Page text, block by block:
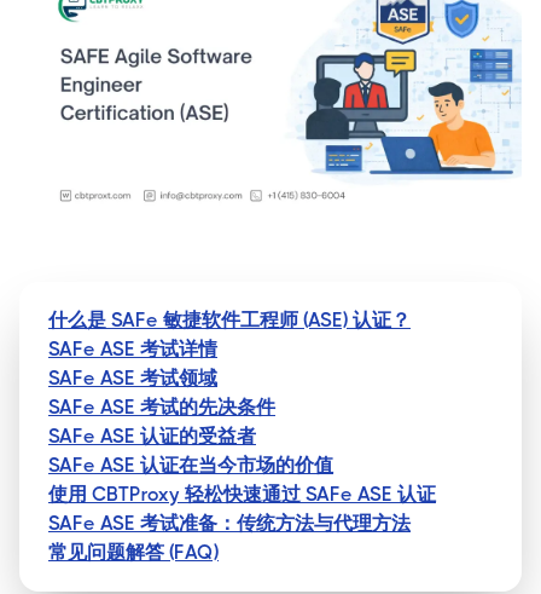
什么是 SAFe 敏捷软件工程师 (ASE) 认证？
SAFe ASE 考试详情
SAFe ASE 考试领域
SAFe ASE 考试的先决条件
SAFe ASE 认证的受益者
SAFe ASE 认证在当今市场的价值
使用 CBTProxy 轻松快速通过 SAFe ASE 认证
SAFe ASE 考试准备：传统方法与代理方法
常见问题解答 (FAQ)